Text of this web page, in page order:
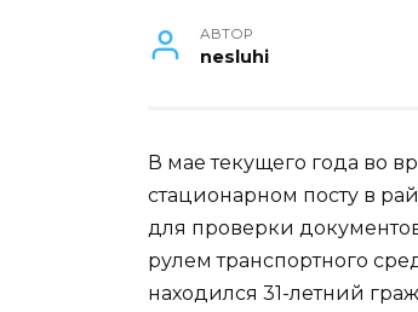
АВТОР
nesluhi
В мае текущего года во
стационарном посту в
для проверки
рулем транспортного
находился 31-летний